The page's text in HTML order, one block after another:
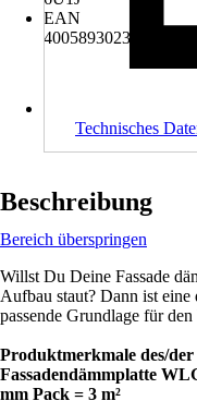
EAN
4005893023255
Technisches
Beschreibung
Bereich überspringen
Willst Du Deine Fassade
Aufbau staut? Dann ist
passende Grundlage für
Produktmerkmale des/
Fassadendämmplatte
mm Pack = 3 m²